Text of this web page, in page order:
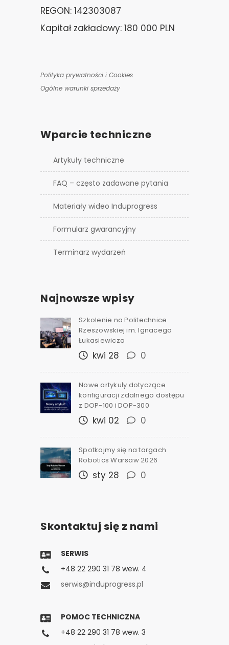
REGON: 142303087
Kapitał zakładowy: 180 000 PLN
Polityka prywatności i Cookies
Ogólne warunki sprzedaży
Wparcie techniczne
Artykuły techniczne
FAQ – często zadawane pytania
Materiały wideo Induprogress
Formularz gwarancyjny
Terminarz wydarzeń
Najnowsze wpisy
Szkolenie na Politechnice
Rzeszowskiej im. Ignacego
Łukasiewicza
kwi 28 0
Nowe artykuły dotyczące
konfiguracji zdalnego dostępu
z DOP-100 i DOP-300
kwi 02 0
Spotkajmy się na targach
Robotics Warsaw 2026
sty 28 0
Skontaktuj się z nami
SERWIS
+48 22 290 31 78 wew. 4
serwis@induprogress.pl
POMOC TECHNICZNA
+48 22 290 31 78 wew. 3